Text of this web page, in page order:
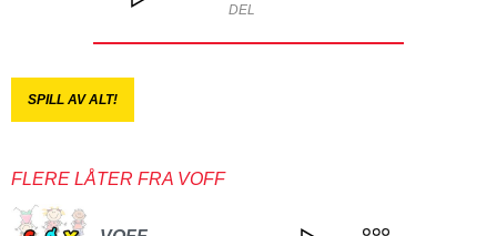
DEL
SPILL AV ALT!
FLERE LÅTER FRA VOFF